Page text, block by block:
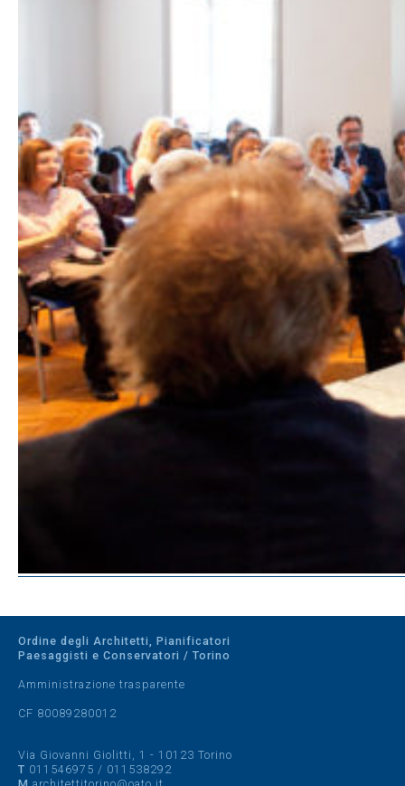
Ordine degli Architetti, Pianificatori
Paesaggisti e Conservatori / Torino
Amministrazione trasparente
CF 80089280012
Via Giovanni Giolitti, 1 - 10123 Torino
T 011546975 / 011538292